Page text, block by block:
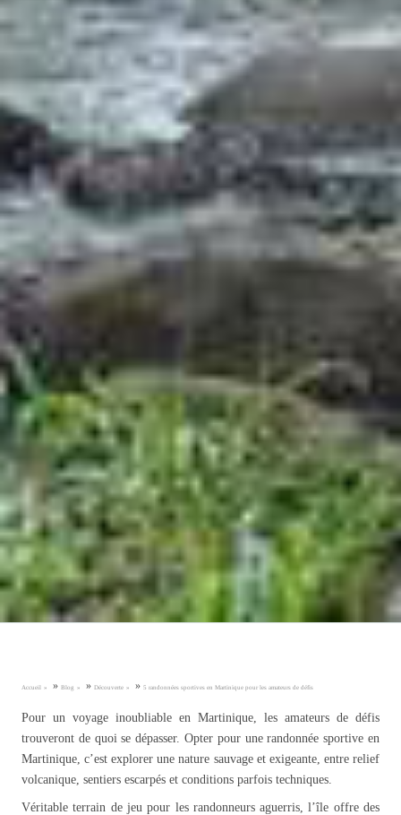
Accueil » Blog » Découverte » 5 randonnées sportives en Martinique pour les amateurs de défis
Pour un voyage inoubliable en Martinique, les amateurs de défis
trouveront de quoi se dépasser. Opter pour une randonnée sportive en
Martinique, c’est explorer une nature sauvage et exigeante, entre relief
volcanique, sentiers escarpés et conditions parfois techniques.
Véritable terrain de jeu pour les randonneurs aguerris, l’île offre des